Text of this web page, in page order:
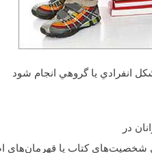
انفرادي يا گروهي انجام شود
در
شخصيت‌هاي کتاب يا قهرمان‌هاي